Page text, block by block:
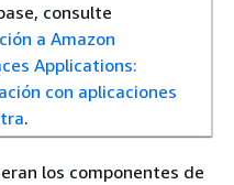
consulte
a Amazon
Applications:
con aplicaciones
.
los componentes de